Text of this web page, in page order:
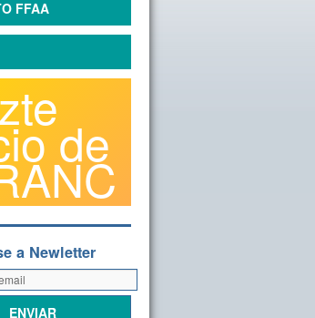
FFAA
de
a Newletter